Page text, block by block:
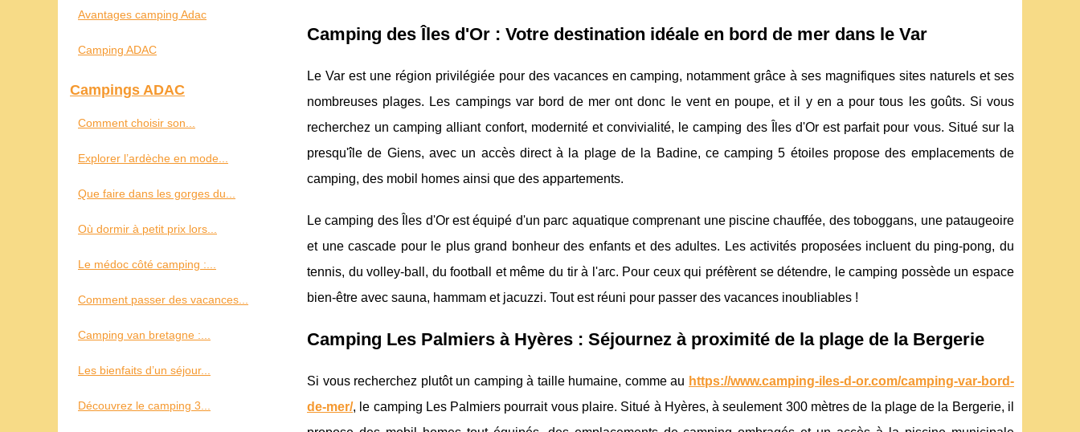
Camping des Îles d'Or : Votre destination idéale en bord de mer dans le Var
Le Var est une région privilégiée pour des vacances en camping, notamment grâce à ses magnifiques sites naturels et ses
nombreuses plages. Les campings var bord de mer ont donc le vent en poupe, et il y en a pour tous les goûts. Si vous
recherchez un camping alliant confort, modernité et convivialité, le camping des Îles d'Or est parfait pour vous. Situé sur la
presqu'île de Giens, avec un accès direct à la plage de la Badine, ce camping 5 étoiles propose des emplacements de
camping, des mobil homes ainsi que des appartements.
Le camping des Îles d'Or est équipé d'un parc aquatique comprenant une piscine chauffée, des toboggans, une pataugeoire
et une cascade pour le plus grand bonheur des enfants et des adultes. Les activités proposées incluent du ping-pong, du
tennis, du volley-ball, du football et même du tir à l'arc. Pour ceux qui préfèrent se détendre, le camping possède un espace
bien-être avec sauna, hammam et jacuzzi. Tout est réuni pour passer des vacances inoubliables !
Camping Les Palmiers à Hyères : Séjournez à proximité de la plage de la Bergerie
Si vous recherchez plutôt un camping à taille humaine, comme au https://www.camping-iles-d-or.com/camping-var-bord-
de-mer/, le camping Les Palmiers pourrait vous plaire. Situé à Hyères, à seulement 300 mètres de la plage de la Bergerie, il
Avantages camping Adac
Camping ADAC
Campings ADAC
Comment choisir son...
Explorer l’ardèche en mode...
Que faire dans les gorges du...
Où dormir à petit prix lors...
Le médoc côté camping :...
Comment passer des vacances...
Camping van bretagne :...
Les bienfaits d’un séjour...
Découvrez le camping 3...